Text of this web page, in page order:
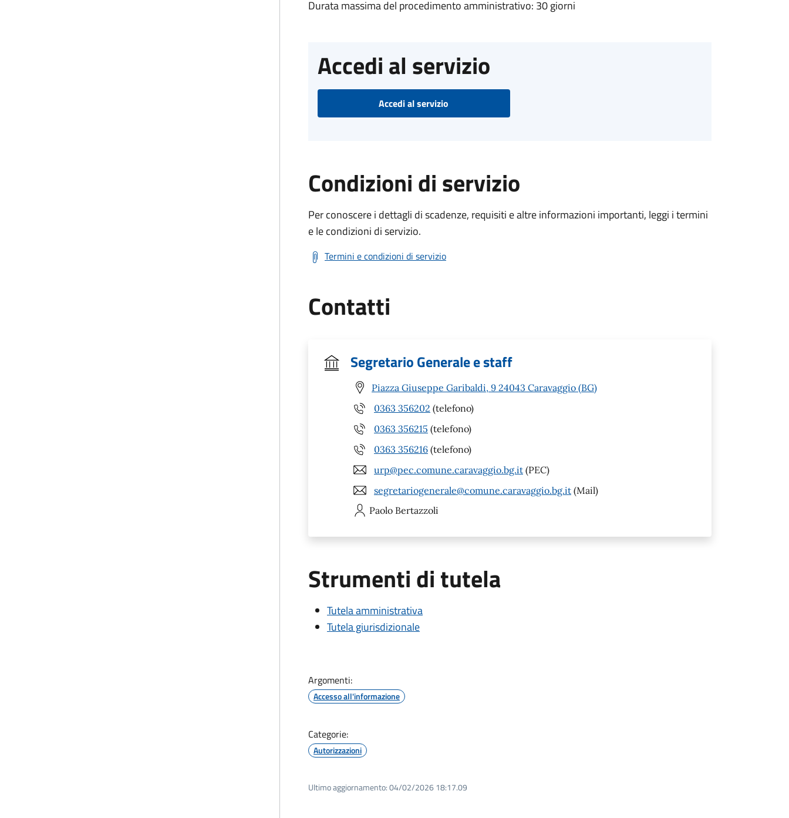
Durata massima del procedimento amministrativo: 30 giorni
Accedi al servizio
Accedi al servizio
Condizioni di servizio
Per conoscere i dettagli di scadenze, requisiti e altre informazioni importanti, leggi i termini
e le condizioni di servizio.
Termini e condizioni di servizio
Contatti
Segretario Generale e staff
Piazza Giuseppe Garibaldi, 9 24043 Caravaggio (BG)
0363 356202 (telefono)
0363 356215 (telefono)
0363 356216 (telefono)
urp@pec.comune.caravaggio.bg.it (PEC)
segretariogenerale@comune.caravaggio.bg.it (Mail)
Paolo Bertazzoli
Strumenti di tutela
Tutela amministrativa
Tutela giurisdizionale
Argomenti:
Accesso all'informazione
Categorie:
Autorizzazioni
Ultimo aggiornamento:04/02/2026 18:17.09